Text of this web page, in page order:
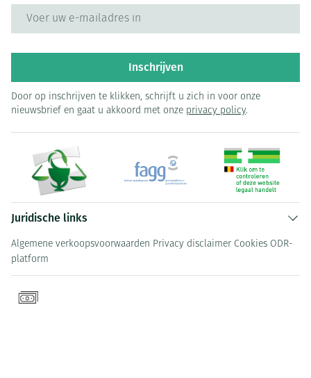
Inschrijven
Door op inschrijven te klikken, schrijft u zich in voor onze
nieuwsbrief en gaat u akkoord met onze privacy policy.
Juridische links
Algemene verkoopsvoorwaarden Privacy disclaimer Cookies ODR-
platform